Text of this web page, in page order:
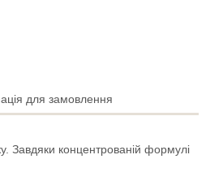
для замовлення
Завдяки концентрованій формулі